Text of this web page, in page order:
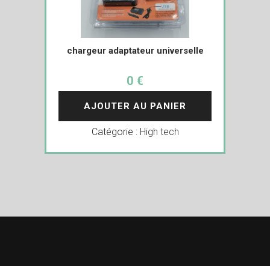
chargeur adaptateur universelle
0 €
AJOUTER AU PANIER
Catégorie : High tech